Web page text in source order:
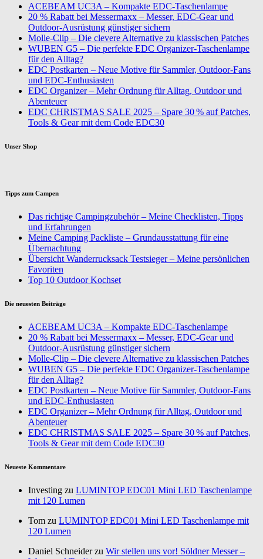
ACEBEAM UC3A – Kompakte EDC-Taschenlampe
20 % Rabatt bei Messermaxx – Messer, EDC-Gear und
Outdoor-Ausrüstung günstiger sichern
Molle-Clip – Die clevere Alternative zu klassischen Patches
WUBEN G5 – Die perfekte EDC Organizer-Taschenlampe
für den Alltag?
EDC Postkarten – Neue Motive für Sammler, Outdoor-Fans
und EDC-Enthusiasten
EDC Organizer – Mehr Ordnung für Alltag, Outdoor und
Abenteuer
EDC CHRISTMAS SALE 2025 – Spare 30 % auf Patches,
Tools & Gear mit dem Code EDC30
Unser Shop
Tipps zum Campen
Das richtige Campingzubehör – Meine Checklisten, Tipps
und Erfahrungen
Meine Camping Packliste – Grundausstattung für eine
Übernachtung
Übersicht Wanderrucksack Testsieger – Meine persönlichen
Favoriten
Top 10 Outdoor Kochset
Die neuesten Beiträge
ACEBEAM UC3A – Kompakte EDC-Taschenlampe
20 % Rabatt bei Messermaxx – Messer, EDC-Gear und
Outdoor-Ausrüstung günstiger sichern
Molle-Clip – Die clevere Alternative zu klassischen Patches
WUBEN G5 – Die perfekte EDC Organizer-Taschenlampe
für den Alltag?
EDC Postkarten – Neue Motive für Sammler, Outdoor-Fans
und EDC-Enthusiasten
EDC Organizer – Mehr Ordnung für Alltag, Outdoor und
Abenteuer
EDC CHRISTMAS SALE 2025 – Spare 30 % auf Patches,
Tools & Gear mit dem Code EDC30
Neueste Kommentare
Investing zu LUMINTOP EDC01 Mini LED Taschenlampe
mit 120 Lumen
Tom zu LUMINTOP EDC01 Mini LED Taschenlampe mit
120 Lumen
Daniel Schneider zu Wir stellen uns vor! Söldner Messer –